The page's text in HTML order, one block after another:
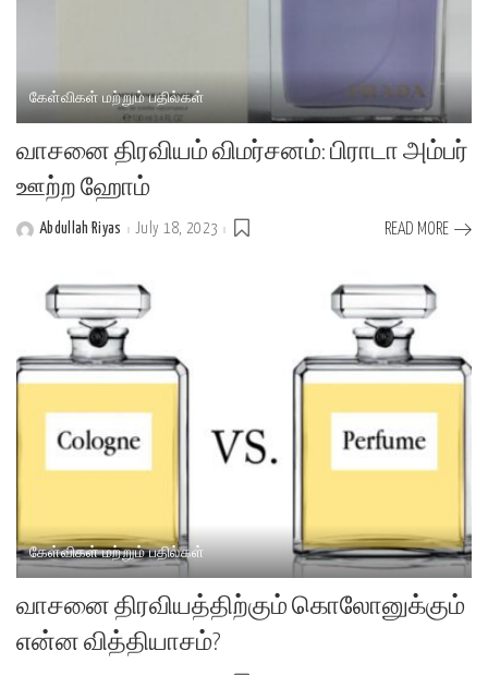
கேள்விகள் மற்றும் பதில்கள்
வாசனை திரவியம் விமர்சனம்: பிராடா அம்பர்
ஊற்ற ஹோம்
PostedAbdullah Riyas July 18, 2023 READ MORE
கேள்விகள் மற்றும் பதில்கள்
வாசனை திரவியத்திற்கும் கொலோனுக்கும்
என்ன வித்தியாசம்?